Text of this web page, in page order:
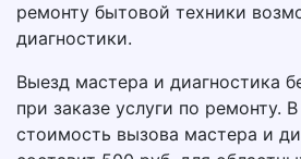
ремонту бытовой техники
диагностики.
Выезд мастера и диагностика
при заказе услуги по ремонту.
стоимость вызова мастера и